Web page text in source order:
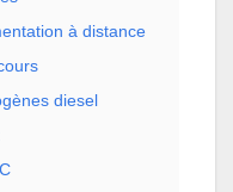
à distance
diesel